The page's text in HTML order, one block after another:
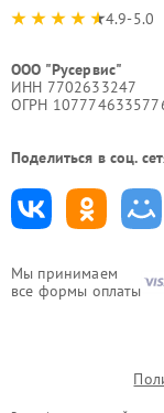
Мы принимаем
все формы оплаты
4.9-5.0
ООО "Русервис"
ИНН 7702633247
ОГРН
Поделиться в соц.